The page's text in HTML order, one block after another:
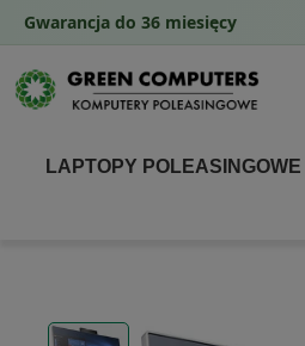
LAPTOPY POLEASINGOWE
Gwarancja do 36 miesięcy